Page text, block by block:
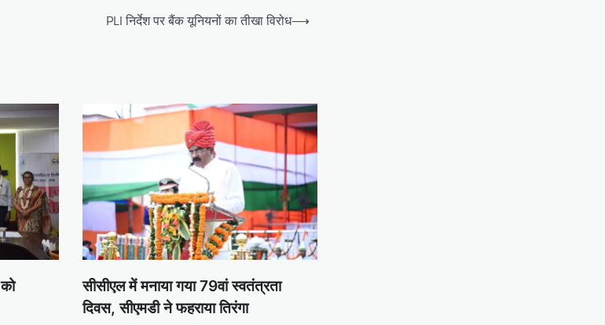
PLI निर्देश पर बैंक यूनियनों का तीखा विरोध⟶
सीसीएल में मनाया गया 79वां स्वतंत्रता
दिवस, सीएमडी ने फहराया तिरंगा